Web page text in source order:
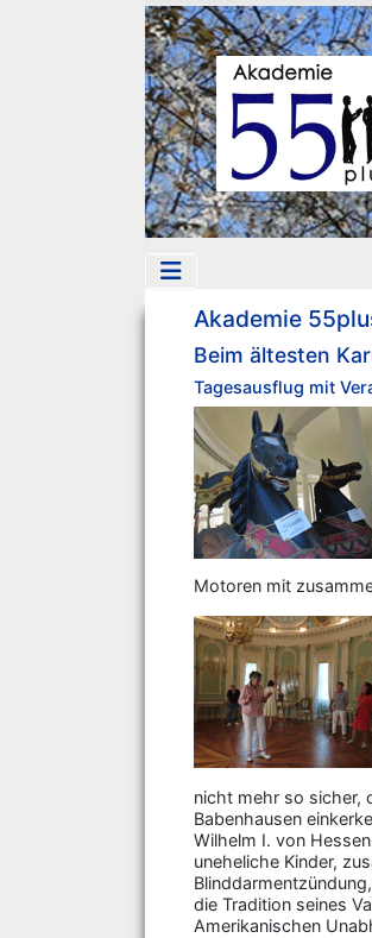
Akademie
Beim ältesten
Tagesausflug mit
Motoren mit
nicht mehr so sicher,
Babenhausen
Wilhelm I. von
uneheliche Kinder,
die Tradition seines
Amerikanischen